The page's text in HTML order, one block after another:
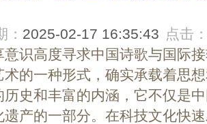
： 2025-02-17 16:35:43 点击
意识高度寻求中国诗歌与国际
术的一种形式，确实承载着思
历史和丰富的内涵，它不仅是
遗产的一部分。在科技文化快